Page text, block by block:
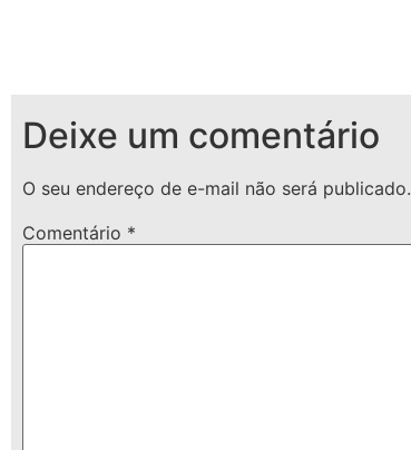
Deixe um comentário
O seu endereço de e-mail não será publicado.
Comentário *